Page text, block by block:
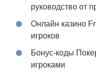
руководство от
Онлайн казино
игроков
Бонус-коды
игроками